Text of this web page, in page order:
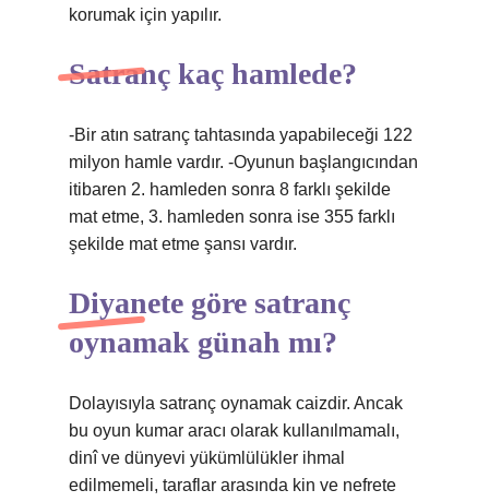
korumak için yapılır.
Satranç kaç hamlede?
-Bir atın satranç tahtasında yapabileceği 122
milyon hamle vardır. -Oyunun başlangıcından
itibaren 2. hamleden sonra 8 farklı şekilde
mat etme, 3. hamleden sonra ise 355 farklı
şekilde mat etme şansı vardır.
Diyanete göre satranç
oynamak günah mı?
Dolayısıyla satranç oynamak caizdir. Ancak
bu oyun kumar aracı olarak kullanılmamalı,
dinî ve dünyevi yükümlülükler ihmal
edilmemeli, taraflar arasında kin ve nefrete